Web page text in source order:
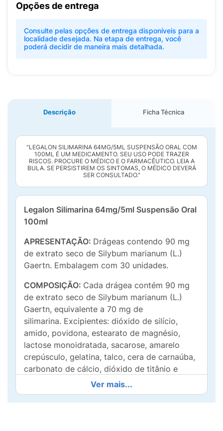
Opções de entrega
Consulte pelas opções de entrega disponíveis para a
localidade desejada. Na etapa de entrega, você
poderá decidir de maneira mais detalhada.
Descrição Ficha Técnica
"LEGALON SILIMARINA 64MG/5ML SUSPENSÃO ORAL COM
100ML É UM MEDICAMENTO. SEU USO PODE TRAZER
RISCOS. PROCURE O MÉDICO E O FARMACÊUTICO. LEIA A
BULA. SE PERSISTIREM OS SINTOMAS, O MÉDICO DEVERÁ
SER CONSULTADO."
Legalon Silimarina 64mg/5ml Suspensão Oral
100ml
APRESENTAÇÃO: Drágeas contendo 90 mg
de extrato seco de Silybum marianum (L.)
Gaertn. Embalagem com 30 unidades.
COMPOSIÇÃO: Cada drágea contém 90 mg
de extrato seco de Silybum marianum (L.)
Gaertn, equivalente a 70 mg de
silimarina. Excipientes: dióxido de silício,
amido, povidona, estearato de magnésio,
lactose monoidratada, sacarose, amarelo
crepúsculo, gelatina, talco, cera de carnaúba,
carbonato de cálcio, dióxido de titânio e
goma arábica. O extrato de Silybum
marianum (L.) Gaertn é padronizado para
conter entre 75,0 e 80,9% de silimarina, que é
Ver mais...